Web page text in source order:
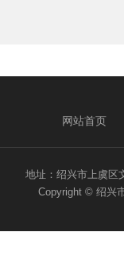
网站首页
地址：绍兴市上虞
Copyright © 绍兴